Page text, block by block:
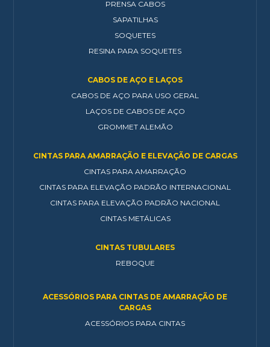
PRENSA CABOS
SAPATILHAS
SOQUETES
RESINA PARA SOQUETES
CABOS DE AÇO E LAÇOS
CABOS DE AÇO PARA USO GERAL
LAÇOS DE CABOS DE AÇO
GROMMET ALEMÃO
CINTAS PARA AMARRAÇÃO E ELEVAÇÃO DE CARGAS
CINTAS PARA AMARRAÇÃO
CINTAS PARA ELEVAÇÃO PADRÃO INTERNACIONAL
CINTAS PARA ELEVAÇÃO PADRÃO NACIONAL
CINTAS METÁLICAS
CINTAS TUBULARES
REBOQUE
ACESSÓRIOS PARA CINTAS DE AMARRAÇÃO DE
CARGAS
ACESSÓRIOS PARA CINTAS